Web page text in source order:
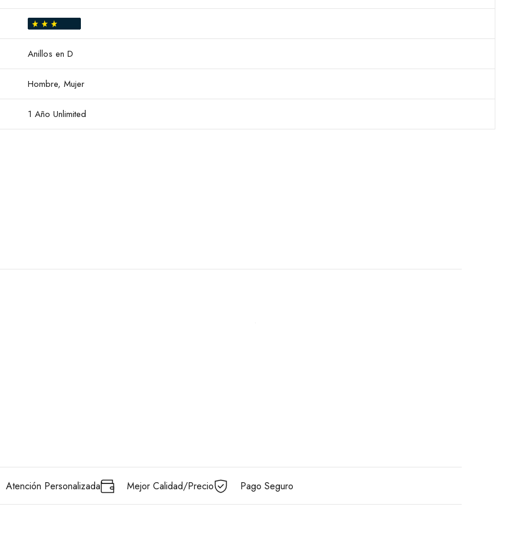
Anillos en D
Hombre, Mujer
1 Año Unlimited
Atención Personalizada Mejor Calidad/Precio Pago Seguro